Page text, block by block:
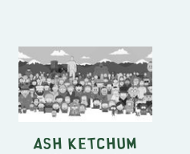
Ash Ketchum